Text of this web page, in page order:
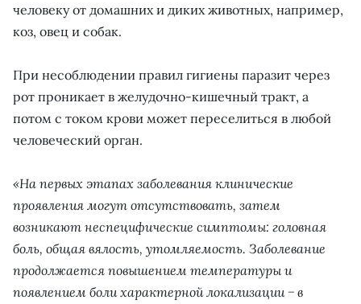
человеку от домашних и диких животных, например,
коз, овец и собак.
При несоблюдении правил гигиены паразит через
рот проникает в желудочно-кишечный тракт, а
потом с током крови может переселиться в любой
человеческий орган.
«На первых этапах заболевания клинические
проявления могут отсутствовать, затем
возникают неспецифические симптомы: головная
боль, общая вялость, утомляемость. Заболевание
продолжается повышением температуры и
появлением боли характерной локализации − в